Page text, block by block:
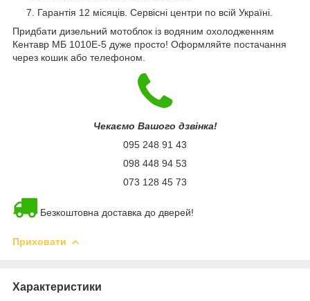
Гарантія 12 місяців. Сервісні центри по всій Україні.
Придбати дизельний мотоблок із водяним охолодженням
Кентавр МБ 1010Е-5 дуже просто! Оформляйте постачання
через кошик або телефоном.
Чекаємо Вашого дзвінка!
095 248 91 43
098 448 94 53
073 128 45 73
Безкоштовна доставка до дверей!
Приховати
Характеристики